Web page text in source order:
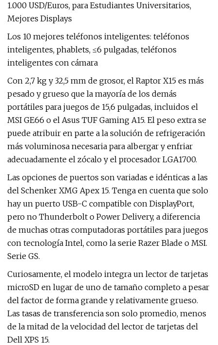
1.000 USD/Euros, para Estudiantes Universitarios,
Mejores Displays
Los 10 mejores teléfonos inteligentes: teléfonos
inteligentes, phablets, ≤6 pulgadas, teléfonos
inteligentes con cámara
Con 2,7 kg y 32,5 mm de grosor, el Raptor X15 es más
pesado y grueso que la mayoría de los demás
portátiles para juegos de 15,6 pulgadas, incluidos el
MSI GE66 o el Asus TUF Gaming A15. El peso extra se
puede atribuir en parte a la solución de refrigeración
más voluminosa necesaria para albergar y enfriar
adecuadamente el zócalo y el procesador LGA1700.
Las opciones de puertos son variadas e idénticas a las
del Schenker XMG Apex 15. Tenga en cuenta que solo
hay un puerto USB-C compatible con DisplayPort,
pero no Thunderbolt o Power Delivery, a diferencia
de muchas otras computadoras portátiles para juegos
con tecnología Intel, como la serie Razer Blade o MSI.
Serie GS.
Curiosamente, el modelo integra un lector de tarjetas
microSD en lugar de uno de tamaño completo a pesar
del factor de forma grande y relativamente grueso.
Las tasas de transferencia son solo promedio, menos
de la mitad de la velocidad del lector de tarjetas del
Dell XPS 15.